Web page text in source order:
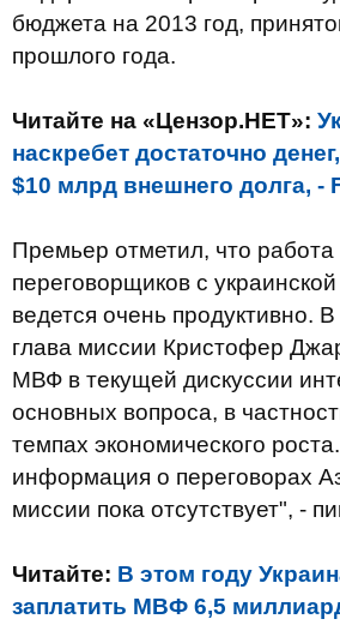
бюджета на 2013 год,
прошлого года.
Читайте на «Цензор.НЕТ»:
наскребет достаточно
$10 млрд внешнего долга, -
Премьер отметил, что
переговорщиков с
ведется очень продуктивно.
глава миссии Кристофер
МВФ в текущей дискуссии
основных вопроса, в
темпах экономического
информация о переговорах
миссии пока отсутствует", -
Читайте: В этом году
заплатить МВФ 6,5